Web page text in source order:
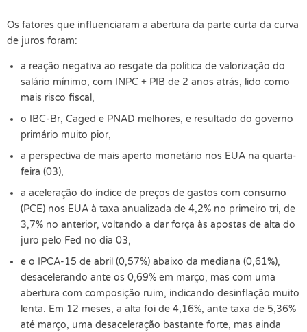
Os fatores que influenciaram a abertura da parte curta da curva
de juros foram:
a reação negativa ao resgate da política de valorização do
salário mínimo, com INPC + PIB de 2 anos atrás, lido como
mais risco fiscal,
o IBC-Br, Caged e PNAD melhores, e resultado do governo
primário muito pior,
a perspectiva de mais aperto monetário nos EUA na quarta-
feira (03),
a aceleração do índice de preços de gastos com consumo
(PCE) nos EUA à taxa anualizada de 4,2% no primeiro tri, de
3,7% no anterior, voltando a dar força às apostas de alta do
juro pelo Fed no dia 03,
e o IPCA-15 de abril (0,57%) abaixo da mediana (0,61%),
desacelerando ante os 0,69% em março, mas com uma
abertura com composição ruim, indicando desinflação muito
lenta. Em 12 meses, a alta foi de 4,16%, ante taxa de 5,36%
até março, uma desaceleração bastante forte, mas ainda